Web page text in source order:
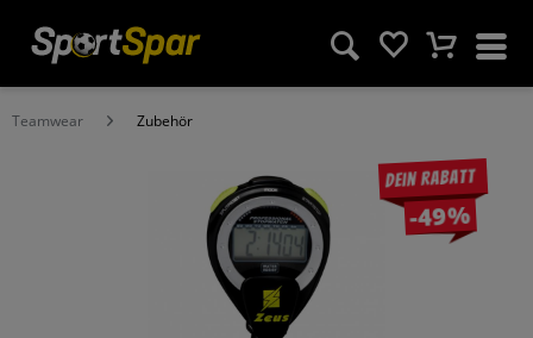
Teamwear Zubehör
Dein Rabatt
-49%